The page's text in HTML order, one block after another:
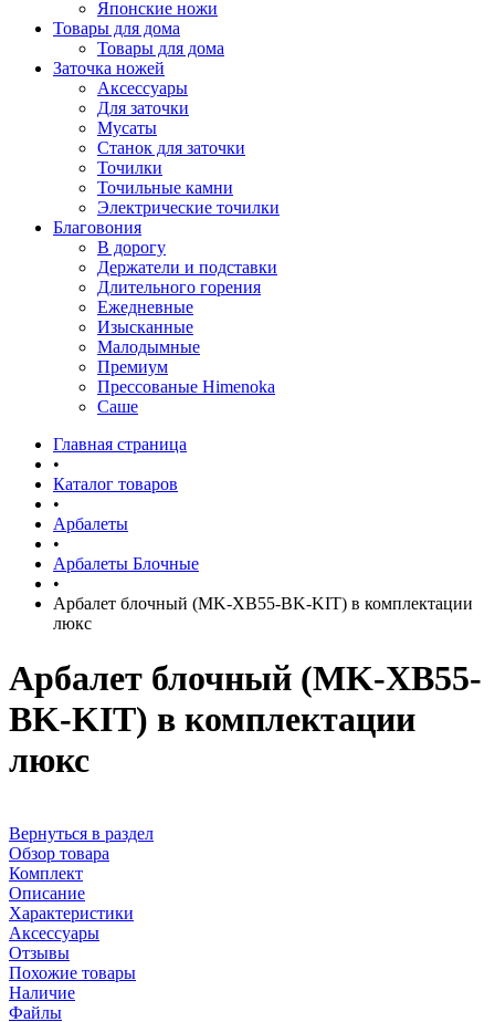
Японские ножи
Товары для дома
Товары для дома
Заточка ножей
Аксессуары
Для заточки
Мусаты
Станок для заточки
Точилки
Точильные камни
Электрические точилки
Благовония
В дорогу
Держатели и подставки
Длительного горения
Ежедневные
Изысканные
Малодымные
Премиум
Прессованые Himenoka
Саше
Главная страница
•
Каталог товаров
•
Арбалеты
•
Арбалеты Блочные
•
Арбалет блочный (MK-XB55-BK-KIT) в комплектации
люкс
Арбалет блочный (MK-XB55-
BK-KIT) в комплектации
люкс
Вернуться в раздел
Обзор товара
Комплект
Описание
Характеристики
Аксессуары
Отзывы
Похожие товары
Наличие
Файлы